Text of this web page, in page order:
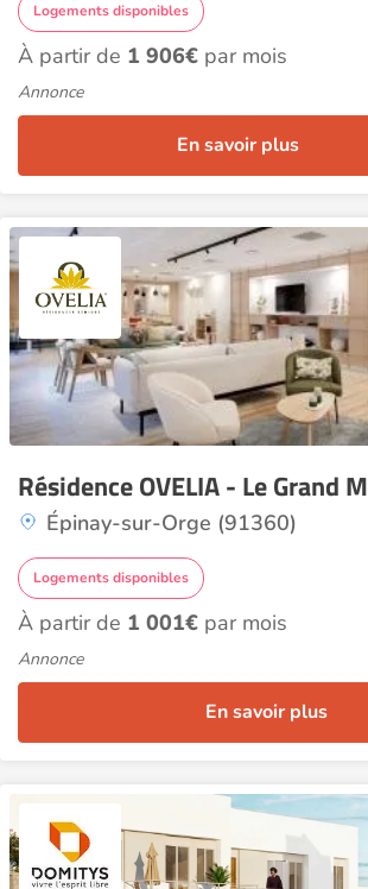
Logements disponibles
À partir de 1 906€ par mois
Annonce
En savoir plus
Résidence OVELIA - Le Grand
Épinay-sur-Orge (91360)
Logements disponibles
À partir de 1 001€ par mois
Annonce
En savoir plus